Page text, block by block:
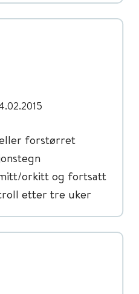
forstørret
orkitt og fortsatt
etter tre uker